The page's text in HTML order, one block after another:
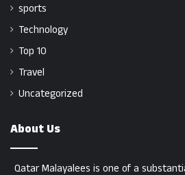
sports
Technology
Top 10
Travel
Uncategorized
About Us
Qatar Malayalees is one of a